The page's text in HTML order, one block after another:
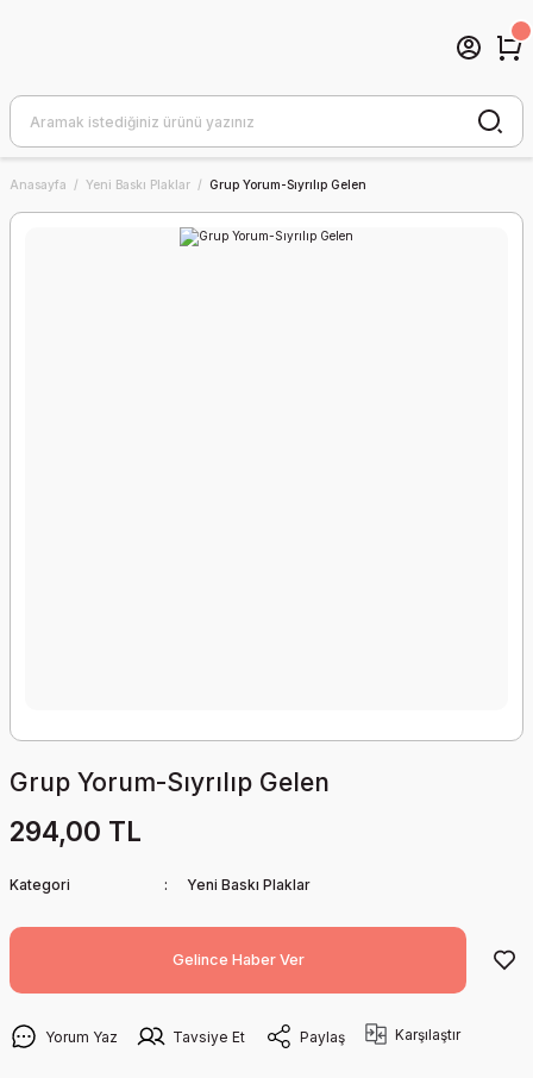
Anasayfa Yeni Baskı Plaklar Grup Yorum-Sıyrılıp Gelen
Grup Yorum-Sıyrılıp Gelen
294,00 TL
Kategori Yeni Baskı Plaklar
Gelince Haber Ver
Yorum Yaz Tavsiye Et Paylaş Karşılaştır